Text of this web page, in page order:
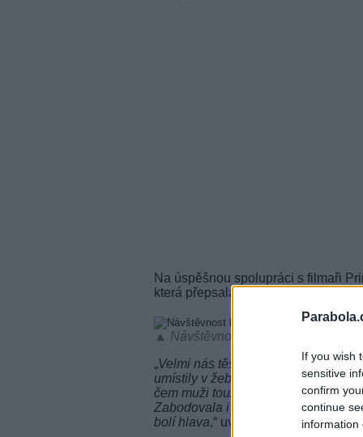
If you wish
sensitive
confirm
continue
information
Na úspěšnou spolupráci s filmaři
která přepsala historické rekordy v
▲ Návštěvnost kin u českých filmů v
„Velmi nás těší, že hned čtyři filmy,
umístily v žebříčku TOP 10
čem muži touží si skvěle vedla také
Zabodovala i komedie Zoufalé
bolí hlava,“ uvádí Jan Rudovský,